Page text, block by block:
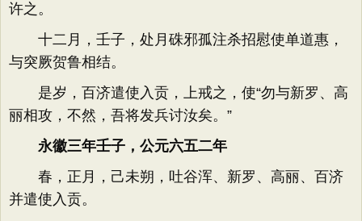
许之。
十二月，壬子，处月硃邪孤注杀招慰使单道惠，
与突厥贺鲁相结。
是岁，百济遣使入贡，上戒之，使“勿与新罗、高
丽相攻，不然，吾将发兵讨汝矣。”
永徽三年壬子，公元六五二年
春，正月，己未朔，吐谷浑、新罗、高丽、百济
并遣使入贡。